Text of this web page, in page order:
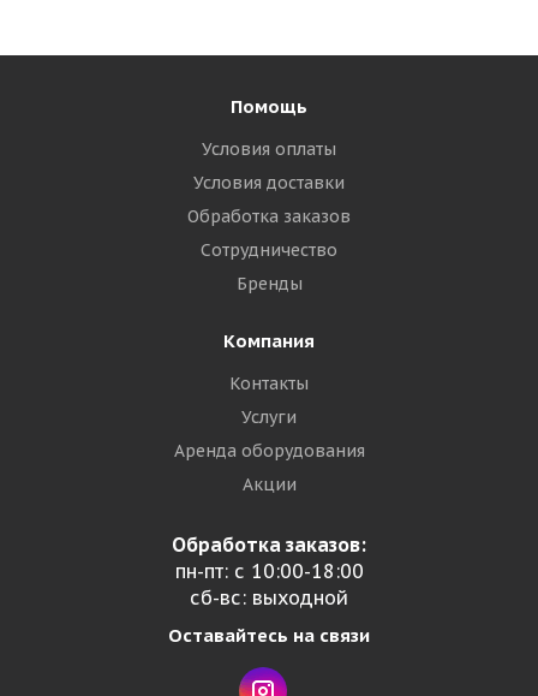
Помощь
Условия оплаты
Условия доставки
Обработка заказов
Сотрудничество
Бренды
Компания
Контакты
Услуги
Аренда оборудования
Акции
Обработка заказов:
пн-пт: с 10:00-18:00
сб-вс: выходной
Оставайтесь на связи